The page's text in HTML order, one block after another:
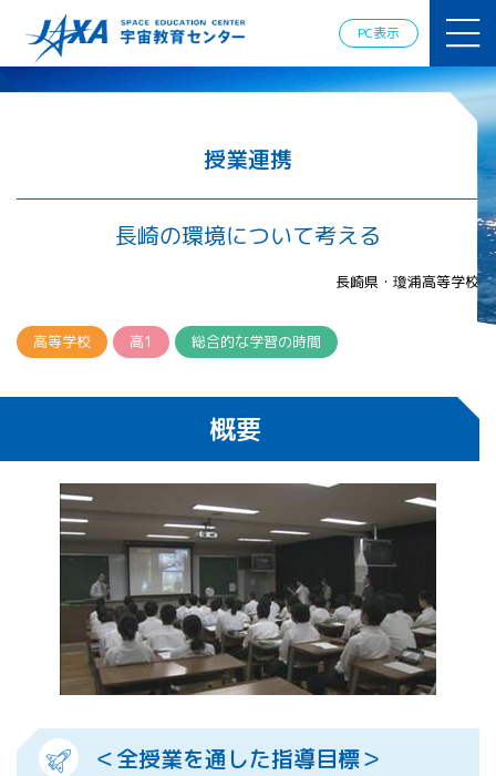
PC表示
ミー
ロスペース
情報の発
信
宇宙を活用
した教育実
践例
提供（国
際）
APRSAF（ア
ジア太平洋
地域宇宙機
関会議）宇
宙教育 for
All 分科会
APRSAF宇宙
教育 for All
分科会 年次
会合
APRSAFポス
ターコンテ
スト
セミナー
ISEB（国際
授業連携
長崎の環境について考える
長崎県・瓊浦高等学校
高等学校 高1 総合的な学習の時間
概要
＜全授業を通した指導目標＞